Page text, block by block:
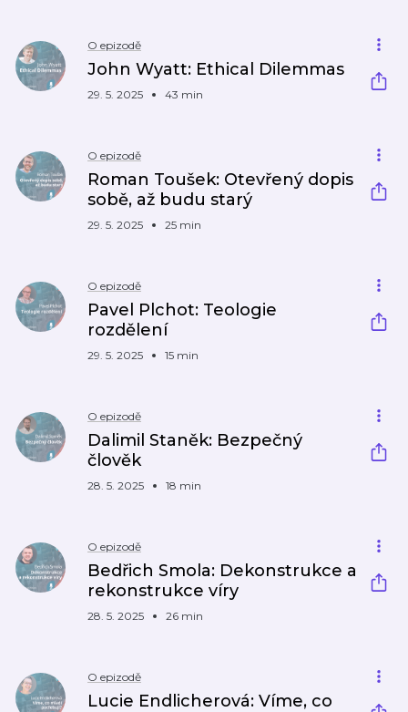
O epizodě
John Wyatt: Ethical Dilemmas
29. 5. 2025 43 min
O epizodě
Roman Toušek: Otevřený dopis
sobě, až budu starý
29. 5. 2025 25 min
O epizodě
Pavel Plchot: Teologie
rozdělení
29. 5. 2025 15 min
O epizodě
Dalimil Staněk: Bezpečný
člověk
28. 5. 2025 18 min
O epizodě
Bedřich Smola: Dekonstrukce a
rekonstrukce víry
28. 5. 2025 26 min
O epizodě
Lucie Endlicherová: Víme, co